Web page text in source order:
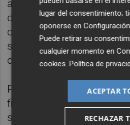
arrendador y del
del vehículo y el lugar,
celebración del contrato
servicio y en que ha de
concluir.
Podrá omitirse la
finalización del servicio
señale expresamente que
lugar del consentimiento;
oponerse en
Puede retirar su
cualquier momento en
cookies .Política de
ACEPTAR
RECHAZAR